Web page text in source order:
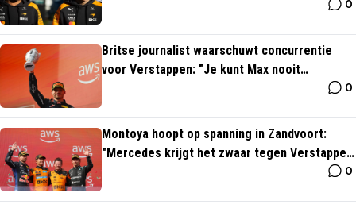
0
Britse journalist waarschuwt concurrentie
voor Verstappen: "Je kunt Max nooit
0
Montoya hoopt op spanning in Zandvoort:
"Mercedes krijgt het zwaar tegen Verstappen
0